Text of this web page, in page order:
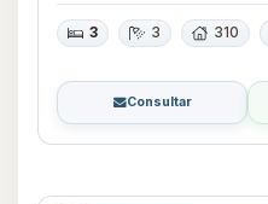
3 3 310
Consultar